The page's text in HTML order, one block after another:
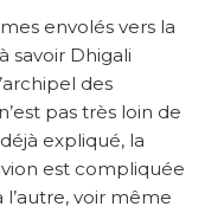
s
}
H
ô
e
l
D
envolés vers la
savoir Dhigali
des
pas très loin de
expliqué, la
est compliquée
voir même